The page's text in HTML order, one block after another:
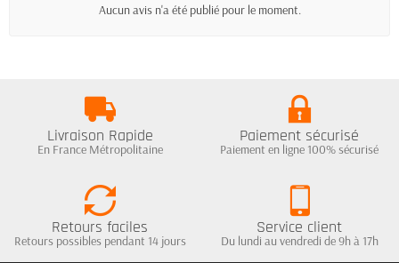
Aucun avis n'a été publié pour le moment.
Livraison Rapide
En France Métropolitaine
Paiement sécurisé
Paiement en ligne 100% sécurisé
Retours faciles
Retours possibles pendant 14 jours
Service client
Du lundi au vendredi de 9h à 17h